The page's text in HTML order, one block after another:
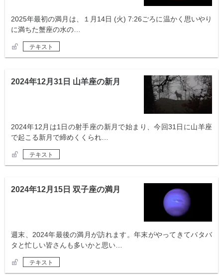
2025年最初の満月は、１月14日 (火) 7:26ごろに温かく思いやり
に満ちた蟹座の水の…
テキスト
2024年12月31日 山羊座の新月
2024年12月は1日の射手座の新月で始まり、今回31日に山羊座
で起こる新月で締めくくられ…
テキスト
2024年12月15日 双子座の満月
週末、2024年最後の満月が訪れます。年末がやってきてバタバ
タと忙しい皆さんも多いかと思い…
テキスト